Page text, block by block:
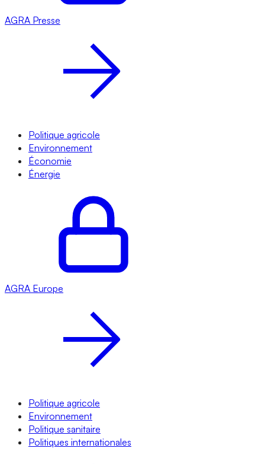
AGRA Presse
Politique agricole
Environnement
Économie
Énergie
AGRA Europe
Politique agricole
Environnement
Politique sanitaire
Politiques internationales